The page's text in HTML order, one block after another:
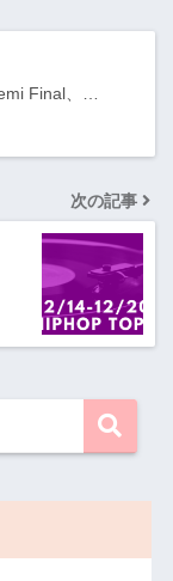
Final、…
次の記事